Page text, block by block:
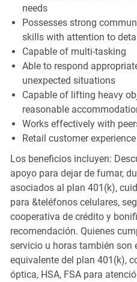
needs
Possesses strong
skills with attention to
Capable of multi-tasking
Able to respond
unexpected situations
Capable of lifting heavy
reasonable
Works effectively with
Retail customer
Los beneficios incluyen:
apoyo para dejar de fumar,
asociados al plan 401(k),
para &teléfonos celulares,
cooperativa de crédito y
recomendación. Quienes
servicio u horas también son
equivalente del plan 401(k),
óptica, HSA, FSA para